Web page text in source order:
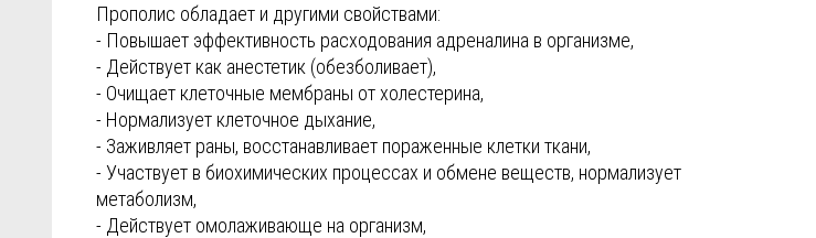
Прополис обладает и другими свойствами:
- Повышает эффективность расходования адреналина в организме,
- Действует как анестетик (обезболивает),
- Очищает клеточные мембраны от холестерина,
- Нормализует клеточное дыхание,
- Заживляет раны, восстанавливает пораженные клетки ткани,
- Участвует в биохимических процессах и обмене веществ, нормализует
метаболизм,
- Действует омолаживающе на организм,